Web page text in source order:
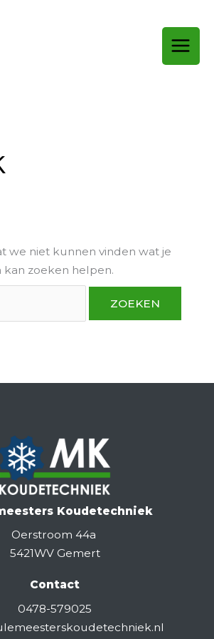
we niet kunnen vinden wat je
kan zoeken helpen.
Koudetechniek
Oerstroom 44a
5421WV Gemert
Contact
0478-579025